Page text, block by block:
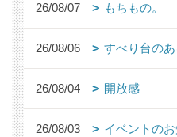
26/08/07 もちもの。
26/08/06 すべり台の
26/08/04 開放感
26/08/03 イベントのお